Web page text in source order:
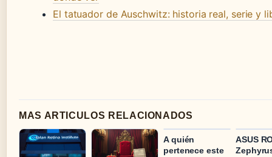
El tatuador de Auschwitz: historia real, serie y
MAS ARTICULOS RELACIONADOS
A quién
pertenece este
ASUS